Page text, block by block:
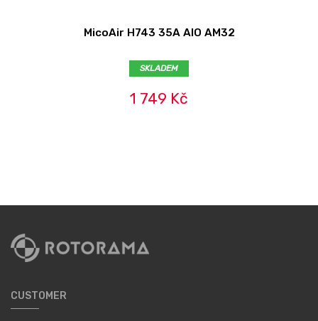
MicoAir H743 35A AIO AM32
SKLADEM
1 749 Kč
CUSTOMER